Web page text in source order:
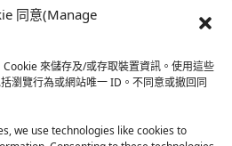
同意(Manage
來儲存及/或存取裝置資訊。使用這些
瀏覽行為或網站唯一 ID。不同意或撤回同
we use technologies like cookies to
私情勒大家陪他圓夢，但